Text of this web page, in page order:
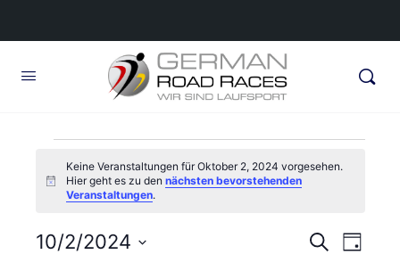
Veranstaltungen
für
Oktober
Hinweis
Keine Veranstaltungen für Oktober 2, 2024 vorgesehen.
Hier geht es zu den nächsten bevorstehenden
Veranstaltungen.
SucheTag
10/2/2024